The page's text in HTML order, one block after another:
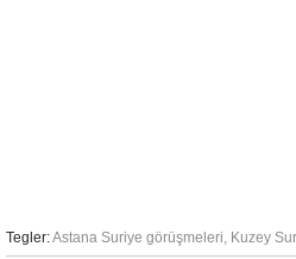
Tegler:Astana Suriye görüşmeleri, Kuzey